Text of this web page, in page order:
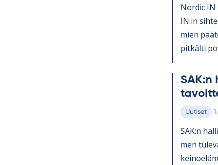
Nor­dic IN
IN:in
mien
pit­kälti
SAK:n
Kategoriat
Uutiset
SAK:n
men